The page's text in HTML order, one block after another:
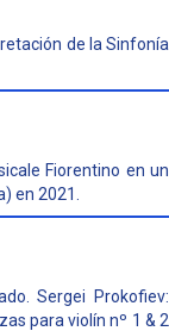
de la Sinfonía
Fiorentino en un
en 2021.
Sergei Prokofiev:
para violín nº 1 & 2